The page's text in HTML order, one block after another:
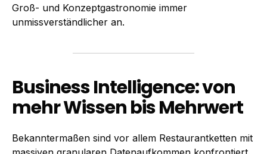
Groß- und Konzeptgastronomie immer
unmissverständlicher an.
Business Intelligence: von
mehr Wissen bis Mehrwert
Bekanntermaßen sind vor allem Restaurantketten mit